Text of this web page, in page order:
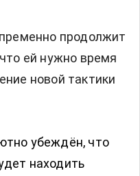
продолжит
ей нужно время
новой тактики
убеждён, что
находить